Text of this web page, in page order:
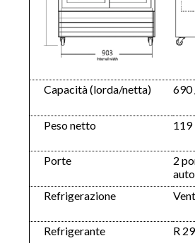
Capacità (lorda/netta)
Peso netto
Porte
Refrigerazione
Refrigerante
690
119
2
R